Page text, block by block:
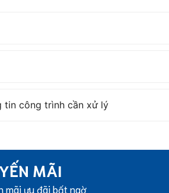
tin công trình cần xử lý
MÃI
mãi ưu đãi bất ngờ